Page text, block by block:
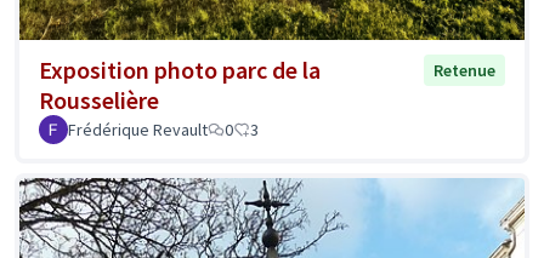
Exposition photo parc de la
Rousselière
Retenue
Frédérique Revault 0 3